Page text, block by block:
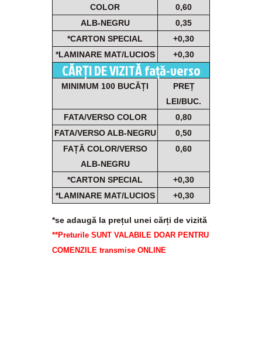
COLOR
0,60
ALB-NEGRU
0,35
*CARTON SPECIAL
+0,30
*LAMINARE MAT/LUCIOS
+0,30
CĂRȚI DE VIZITĂ față-verso
MINIMUM 100 BUCĂȚI
PREȚ
LEI/BUC.
FATA/VERSO COLOR
0,80
FATA/VERSO ALB-NEGRU
0,50
FAȚĂ COLOR/VERSO
ALB-NEGRU
0,60
*CARTON SPECIAL
+0,30
*LAMINARE MAT/LUCIOS
+0,30
*se adaugă la prețul unei cărți de vizită
**Preturile SUNT VALABILE DOAR PENTRU
COMENZILE transmise ONLINE